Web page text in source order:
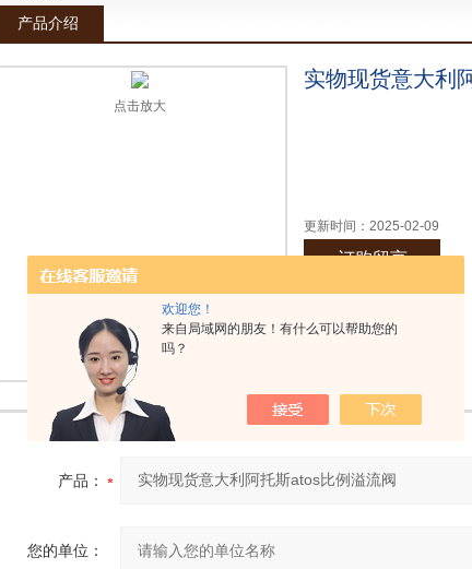
欢迎您！
来自局域网的朋友！有什么可以帮助您的
吗？
2
产品介绍
点击放大
实物现货意大利
更新时间： 2025-02-09
订购留言
产品：
您的单位：